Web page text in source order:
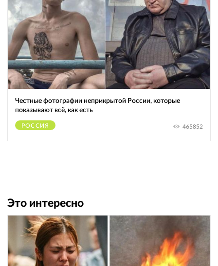
Честные фотографии неприкрытой России, которые
показывают всё, как есть
РОССИЯ 465852
Это интересно